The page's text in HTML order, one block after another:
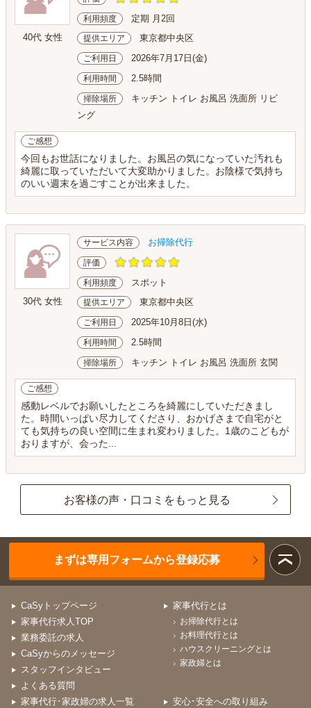
40代 女性
利用頻度 定期 月2回
提供エリア 東京都中央区
ご利用日 2026年7月17日(金)
利用時間 2.5時間
掃除場所
キッチン トイレ お風呂 洗面所 リビ
ング
ご感想
今回もお世話になりました。お風呂の気になっていた汚れも
綺麗に取っていただいて大変助かりました。お陰様で気持ち
のいい週末を過ごすことが出来ました。
30代 女性
サービス内容 お掃除代行
評価
利用頻度 スポット
提供エリア 東京都中央区
ご利用日 2025年10月8日(水)
利用時間 2.5時間
掃除場所 キッチン トイレ お風呂 洗面所 玄関
ご感想
感動レベルでお願いしたところを綺麗にしていただきまし
た。時間いっぱい尽力してくださり、おかげさまで自宅がと
ても気持ちの良い空間に生まれ変わりました。1歳のこどもが
おりますが、会った...
お客様の声・口コミをもっと見る
まずは専用フォームから登録応募
CaSyトップページ
家事代行求人TOP
業務委託の求人
CaSyからのメッセージ
スタッフインタビュー
よくある質問
家事代行とは
お掃除代行とは
お料理代行とは
ハウスクリーニングとは
家政婦とは
家事代行･家政婦の求人一覧 安心･安全への取り組み